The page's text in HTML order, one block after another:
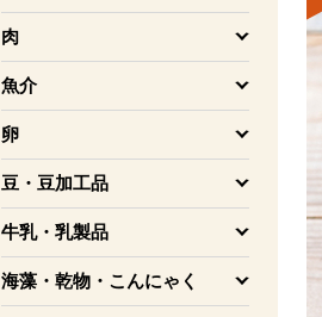
肉
を開く
魚介
を開く
卵
を開く
豆・豆加工品
を開く
牛乳・乳製品
を開く
海藻・乾物・こんにゃく
を開く